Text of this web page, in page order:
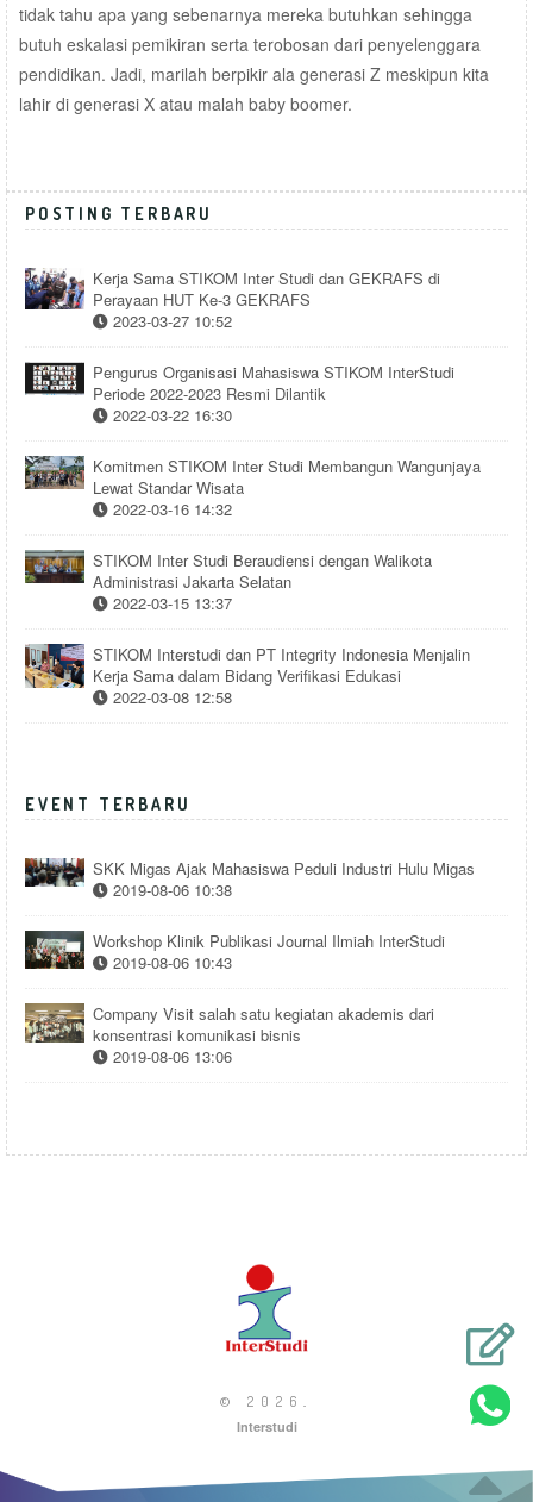
tidak tahu apa yang sebenarnya mereka butuhkan sehingga
butuh eskalasi pemikiran serta terobosan dari penyelenggara
pendidikan. Jadi, marilah berpikir ala generasi Z meskipun kita
lahir di generasi X atau malah baby boomer.
POSTING TERBARU
Kerja Sama STIKOM Inter Studi dan GEKRAFS di
Perayaan HUT Ke-3 GEKRAFS
2023-03-27 10:52
Pengurus Organisasi Mahasiswa STIKOM InterStudi
Periode 2022-2023 Resmi Dilantik
2022-03-22 16:30
Komitmen STIKOM Inter Studi Membangun Wangunjaya
Lewat Standar Wisata
2022-03-16 14:32
STIKOM Inter Studi Beraudiensi dengan Walikota
Administrasi Jakarta Selatan
2022-03-15 13:37
STIKOM Interstudi dan PT Integrity Indonesia Menjalin
Kerja Sama dalam Bidang Verifikasi Edukasi
2022-03-08 12:58
EVENT TERBARU
SKK Migas Ajak Mahasiswa Peduli Industri Hulu Migas
2019-08-06 10:38
Workshop Klinik Publikasi Journal Ilmiah InterStudi
2019-08-06 10:43
Company Visit salah satu kegiatan akademis dari
konsentrasi komunikasi bisnis
2019-08-06 13:06
© 2026
Interstudi